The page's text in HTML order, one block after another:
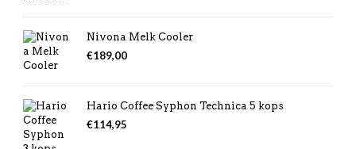
Nivona Melk Cooler
€189,00
Hario Coffee Syphon Technica 5 kops
€114,95